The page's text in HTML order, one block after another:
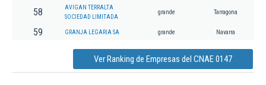
58
AVIGAN TERRALTA
SOCIEDAD LIMITADA
grande Tarragona
59 GRANJA LEGARIA SA grande Navarra
Ver Ranking de Empresas del CNAE 0147